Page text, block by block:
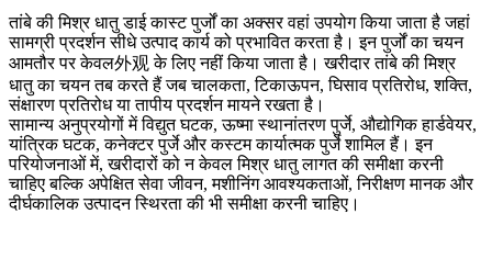
तांबे की मिश्र धातु डाई कास्ट पुर्जों का अक्सर वहां उपयोग किया जाता है जहां
सामग्री प्रदर्शन सीधे उत्पाद कार्य को प्रभावित करता है। इन पुर्जों का चयन
आमतौर पर केवल外观 के लिए नहीं किया जाता है। खरीदार तांबे की मिश्र
धातु का चयन तब करते हैं जब चालकता, टिकाऊपन, घिसाव प्रतिरोध, शक्ति,
संक्षारण प्रतिरोध या तापीय प्रदर्शन मायने रखता है।
सामान्य अनुप्रयोगों में विद्युत घटक, ऊष्मा स्थानांतरण पुर्जे, औद्योगिक हार्डवेयर,
यांत्रिक घटक, कनेक्टर पुर्जे और कस्टम कार्यात्मक पुर्जे शामिल हैं। इन
परियोजनाओं में, खरीदारों को न केवल मिश्र धातु लागत की समीक्षा करनी
चाहिए बल्कि अपेक्षित सेवा जीवन, मशीनिंग आवश्यकताओं, निरीक्षण मानक और
दीर्घकालिक उत्पादन स्थिरता की भी समीक्षा करनी चाहिए।